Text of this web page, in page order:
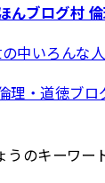
んブログ村
中いろんな
うのキーワー